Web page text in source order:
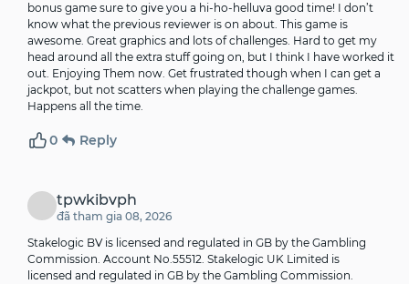
bonus game sure to give you a hi-ho-helluva good time! I don’t
know what the previous reviewer is on about. This game is
awesome. Great graphics and lots of challenges. Hard to get my
head around all the extra stuff going on, but I think I have worked it
out. Enjoying Them now. Get frustrated though when I can get a
jackpot, but not scatters when playing the challenge games.
Happens all the time.
0 Reply
tpwkibvph
đã tham gia 08, 2026
Stakelogic BV is licensed and regulated in GB by the Gambling
Commission. Account No.55512. Stakelogic UK Limited is
licensed and regulated in GB by the Gambling Commission.